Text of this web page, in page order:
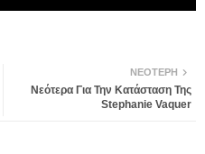
ΝΕΌΤΕΡΗ
Νεότερα Για Την Κατάσταση Της
Stephanie Vaquer